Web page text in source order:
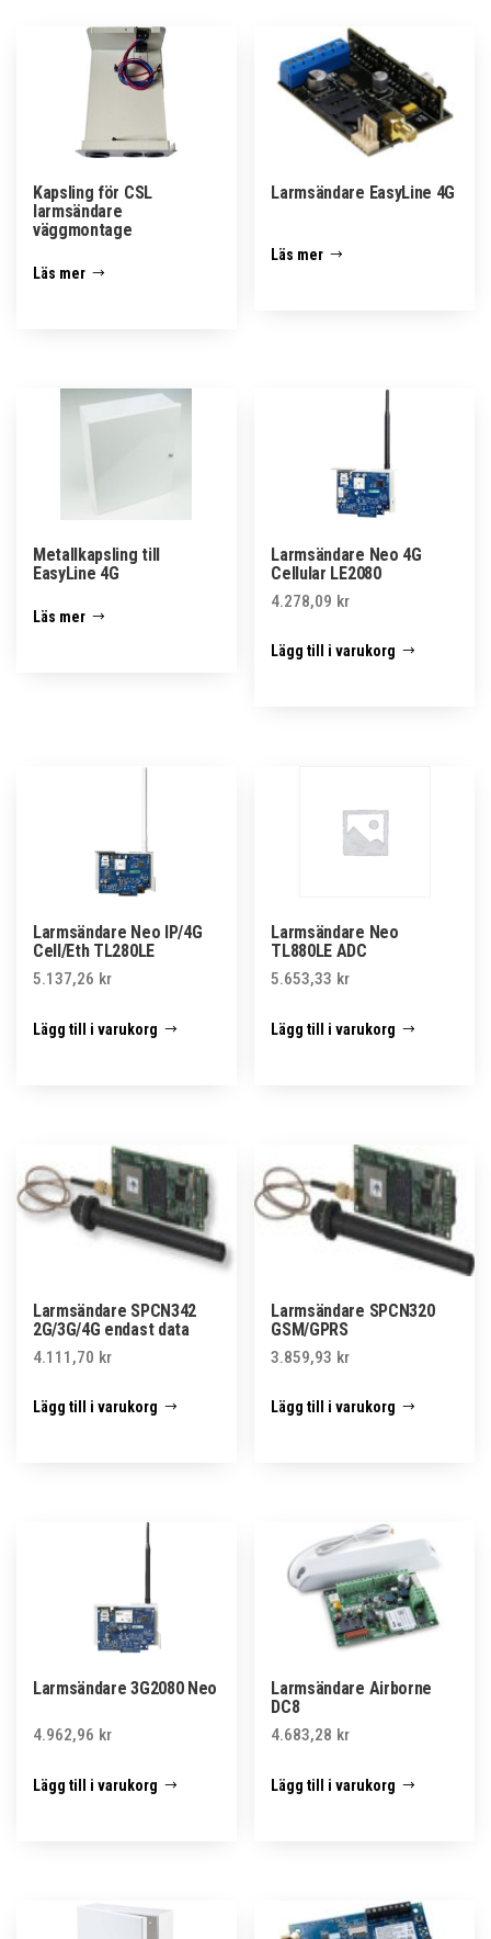
Kapsling för CSL
larmsändare
väggmontage
Läs mer
Larmsändare EasyLine 4G
Läs mer
Metallkapsling till
EasyLine 4G
Läs mer
Larmsändare Neo 4G
Cellular LE2080
4.278,09 kr
Lägg till i varukorg
Larmsändare Neo IP/4G
Cell/Eth TL280LE
5.137,26 kr
Lägg till i varukorg
Larmsändare Neo
TL880LE ADC
5.653,33 kr
Lägg till i varukorg
Larmsändare SPCN342
2G/3G/4G endast data
4.111,70 kr
Lägg till i varukorg
Larmsändare SPCN320
GSM/GPRS
3.859,93 kr
Lägg till i varukorg
Larmsändare 3G2080 Neo
4.962,96 kr
Lägg till i varukorg
Larmsändare Airborne
DC8
4.683,28 kr
Lägg till i varukorg